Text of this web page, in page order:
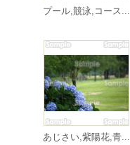
プール,競泳,コース...
あじさい,紫陽花,青...